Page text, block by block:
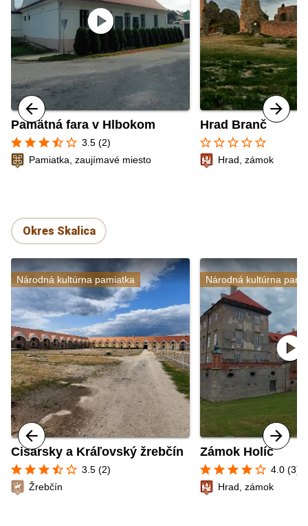
play_circle
Pamätná fara v Hlbokom
star star star star_half star_border 3.5 (2)
Pamiatka, zaujímavé miesto
Hrad Branč
star_border star_border star_border star_border star_border
Hrad, zámok
Okres Skalica
Národná kultúrna pamiatka
Cisársky a Kráľovský žrebčín
star star star star_half star_border 3.5 (2)
Žrebčín
Národná kultúrna
play_circle
Zámok Holíč
star star star star star_border 4.0 (3)
Hrad, zámok